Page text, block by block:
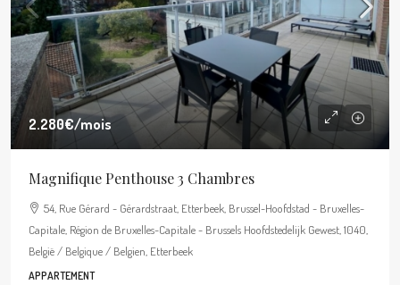
2.280€/mois
Magnifique Penthouse 3 Chambres
54, Rue Gérard - Gérardstraat, Etterbeek, Brussel-Hoofdstad - Bruxelles-
Capitale, Région de Bruxelles-Capitale - Brussels Hoofdstedelijk Gewest, 1040,
België / Belgique / Belgien, Etterbeek
APPARTEMENT